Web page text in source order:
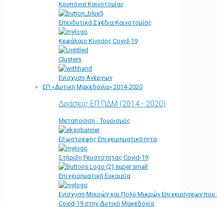
Κουπόνια Καινοτομίας
Επενδυτικά Σχέδια Καινοτομίας
Κεφάλαιο Κίνησης Covid-19
Clusters
Ενίσχυση Ανέργων
ΕΠ «Δυτική Μακεδονία» 2014-2020
Δράσεις ΕΠ ΠΔΜ (2014 - 2020)
Μεταποίηση - Τουρισμός
Εξωστρεφής Επιχειρηματικότητα
Στήριξη Ρευστότητας Covid-19
Επιχειρηματική Ευκαιρία
Ενίσχυση Μικρών και Πολύ Μικρών Επιχειρήσεων
Covid-19 στην Δυτική Μακεδονία